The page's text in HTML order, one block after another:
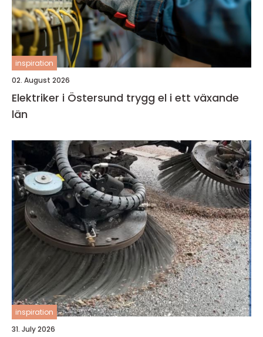
inspiration
02. August 2026
Elektriker i Östersund trygg el i ett växande
län
inspiration
31. July 2026